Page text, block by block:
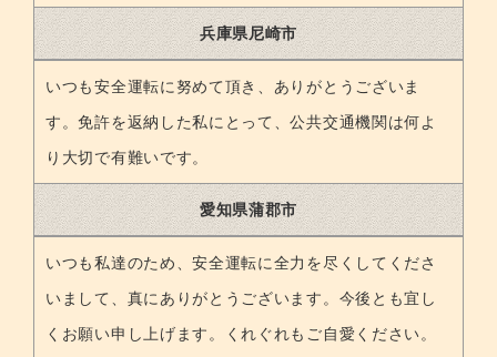
兵庫県尼崎市
いつも安全運転に努めて頂き、ありがとうございま
す。免許を返納した私にとって、公共交通機関は何よ
り大切で有難いです。
愛知県蒲郡市
いつも私達のため、安全運転に全力を尽くしてくださ
いまして、真にありがとうございます。今後とも宜し
くお願い申し上げます。くれぐれもご自愛ください。